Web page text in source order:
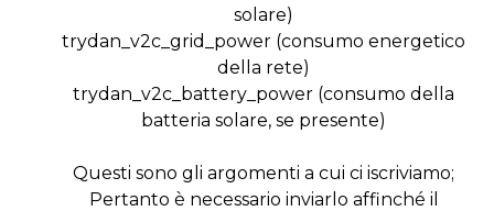
solare)
trydan_v2c_grid_power (consumo energetico
della rete)
trydan_v2c_battery_power (consumo della
batteria solare, se presente)
Questi sono gli argomenti a cui ci iscriviamo;
Pertanto è necessario inviarlo affinché il